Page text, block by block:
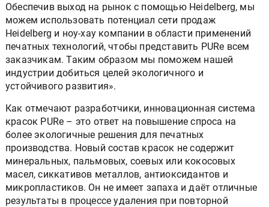
Обеспечив выход на рынок с помощью Heidelberg, мы
можем использовать потенциал сети продаж
Heidelberg и ноу-хау компании в области применений
печатных технологий, чтобы представить PURe всем
заказчикам. Таким образом мы поможем нашей
индустрии добиться целей экологичного и
устойчивого развития».
Как отмечают разработчики, инновационная система
красок PURe – это ответ на повышение спроса на
более экологичные решения для печатных
производства. Новый состав красок не содержит
минеральных, пальмовых, соевых или кокосовых
масел, сиккативов металлов, антиоксидантов и
микропластиков. Он не имеет запаха и даёт отличные
результаты в процессе удаления при повторной